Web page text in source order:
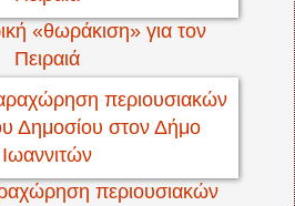
«θωράκιση» για τον
Πειραιά
περιουσιακών